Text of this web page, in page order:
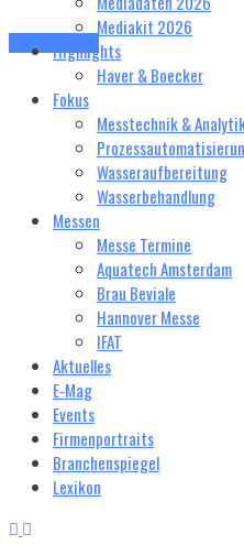
Mediakit 2026
Highlights
Haver & Boecker
Fokus
Messtechnik &
Wasseraufbereitung
Wasserbehandlung
Messen
Messe Termine
Aquatech Amsterdam
Brau Beviale
Hannover Messe
IFAT
Aktuelles
E‑Mag
Events
Firmenportraits
Branchenspiegel
Lexikon